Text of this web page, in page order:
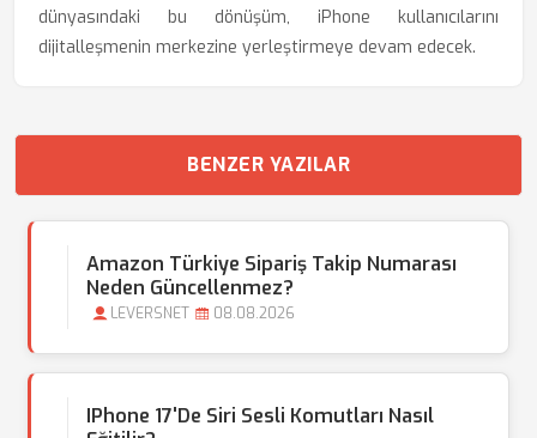
dünyasındaki bu dönüşüm, iPhone kullanıcılarını
dijitalleşmenin merkezine yerleştirmeye devam edecek.
BENZER YAZILAR
Amazon Türkiye Sipariş Takip Numarası
Neden Güncellenmez?
LEVERSNET 08.08.2026
IPhone 17'de Siri Sesli Komutları Nasıl